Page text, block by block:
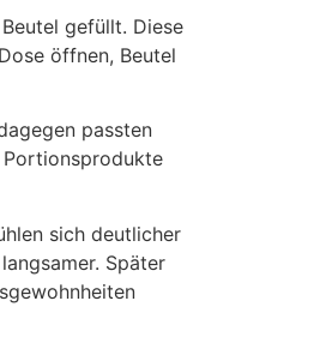
gefüllt. Diese
öffnen, Beutel
passten
Portionsprodukte
sich deutlicher
Später